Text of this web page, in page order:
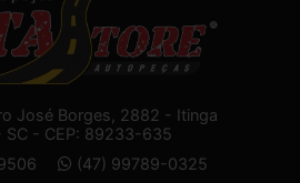
José Borges, 2882 - Itinga
SC - CEP: 89233-635
(47) 99789-0325